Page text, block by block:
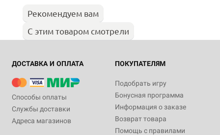
Рекомендуем вам
С этим товаром смотрели
ДОСТАВКА И ОПЛАТА
Способы оплаты
Службы доставки
Адреса магазинов
ПОКУПАТЕЛЯМ
Подобрать игру
Бонусная программа
Информация о заказе
Возврат товара
Помощь с правилами